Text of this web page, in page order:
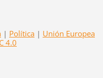
| Política | Unión Europea
4.0